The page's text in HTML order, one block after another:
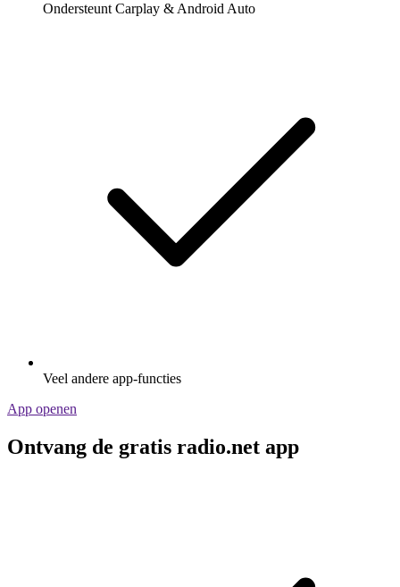
Ondersteunt Carplay & Android Auto
Veel andere app-functies
App openen
Ontvang de gratis radio.net app